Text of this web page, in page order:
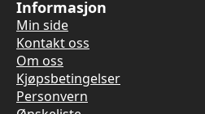
Informasjon
Min side
Kontakt oss
Om oss
Kjøpsbetingelser
Personvern